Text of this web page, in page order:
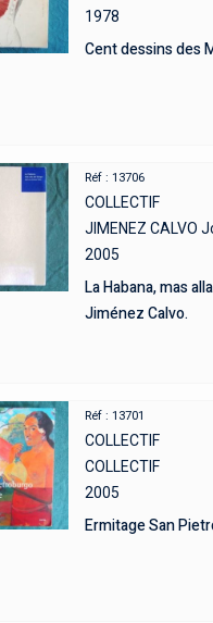
1978
Cent dessins des
Réf : 13706
COLLECTIF
JIMENEZ CALVO
2005
La Habana, mas
Jiménez Calvo.
Réf : 13701
COLLECTIF
COLLECTIF
2005
Ermitage San